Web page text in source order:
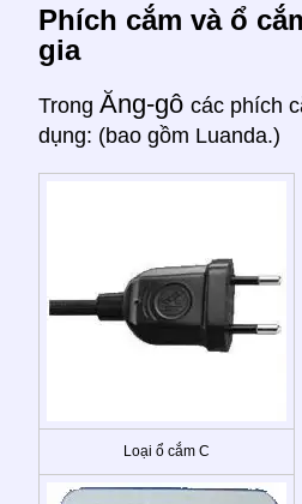
Phích cắm và ổ
gia
Trong Ăng-gô các phích
dụng: (bao gồm Luanda.)
Loại ổ cắm C